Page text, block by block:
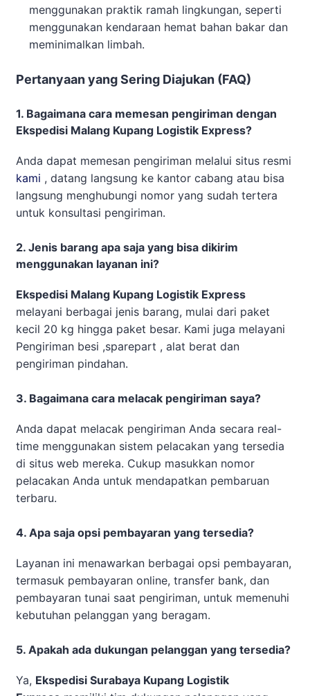
menggunakan praktik ramah lingkungan, seperti
menggunakan kendaraan hemat bahan bakar dan
meminimalkan limbah.
Pertanyaan yang Sering Diajukan (FAQ)
1. Bagaimana cara memesan pengiriman dengan
Ekspedisi Malang Kupang Logistik Express?
Anda dapat memesan pengiriman melalui situs resmi
kami , datang langsung ke kantor cabang atau bisa
langsung menghubungi nomor yang sudah tertera
untuk konsultasi pengiriman.
2. Jenis barang apa saja yang bisa dikirim
menggunakan layanan ini?
Ekspedisi Malang Kupang Logistik Express
melayani berbagai jenis barang, mulai dari paket
kecil 20 kg hingga paket besar. Kami juga melayani
Pengiriman besi ,sparepart , alat berat dan
pengiriman pindahan.
3. Bagaimana cara melacak pengiriman saya?
Anda dapat melacak pengiriman Anda secara real-
time menggunakan sistem pelacakan yang tersedia
di situs web mereka. Cukup masukkan nomor
pelacakan Anda untuk mendapatkan pembaruan
terbaru.
4. Apa saja opsi pembayaran yang tersedia?
Layanan ini menawarkan berbagai opsi pembayaran,
termasuk pembayaran online, transfer bank, dan
pembayaran tunai saat pengiriman, untuk memenuhi
kebutuhan pelanggan yang beragam.
5. Apakah ada dukungan pelanggan yang tersedia?
Ya, Ekspedisi Surabaya Kupang Logistik